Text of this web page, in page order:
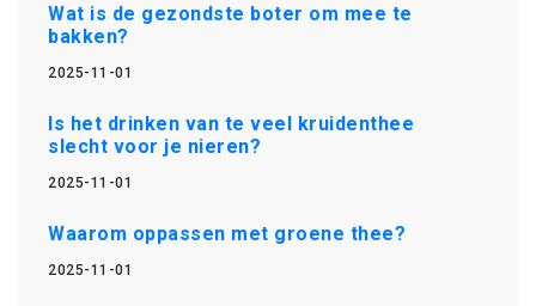
Wat is de gezondste boter om mee te
bakken?
2025-11-01
Is het drinken van te veel kruidenthee
slecht voor je nieren?
2025-11-01
Waarom oppassen met groene thee?
2025-11-01